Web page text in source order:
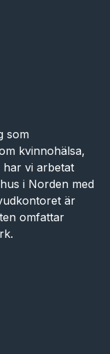
som
kvinnohälsa,
vi arbetat
i Norden med
är
omfattar